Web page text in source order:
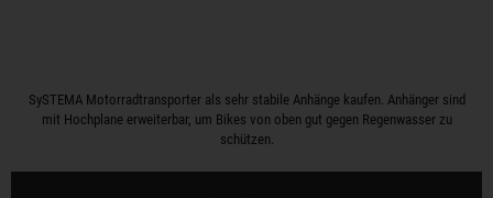
SySTEMA Motorradtransporter als sehr stabile Anhänge kaufen. Anhänger sind
mit Hochplane erweiterbar, um Bikes von oben gut gegen Regenwasser zu
schützen.